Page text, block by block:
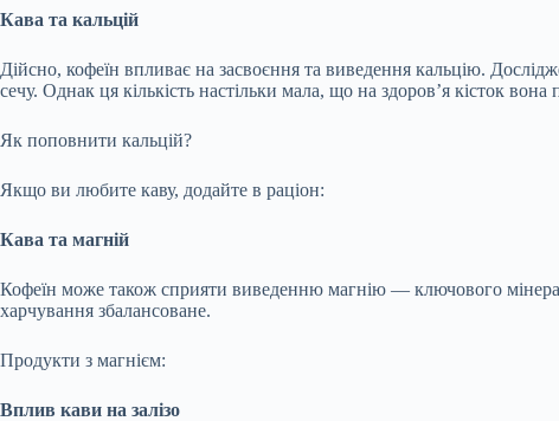
Кава та кальцій
Дійсно, кофеїн впливає на засвоєння та виведення кальцію.
сечу. Однак ця кількість настільки мала, що на здоров’я кісток
Як поповнити кальцій?
Якщо ви любите каву, додайте в раціон:
Кава та магній
Кофеїн може також сприяти виведенню магнію — ключового
харчування збалансоване.
Продукти з магнієм:
Вплив кави на залізо